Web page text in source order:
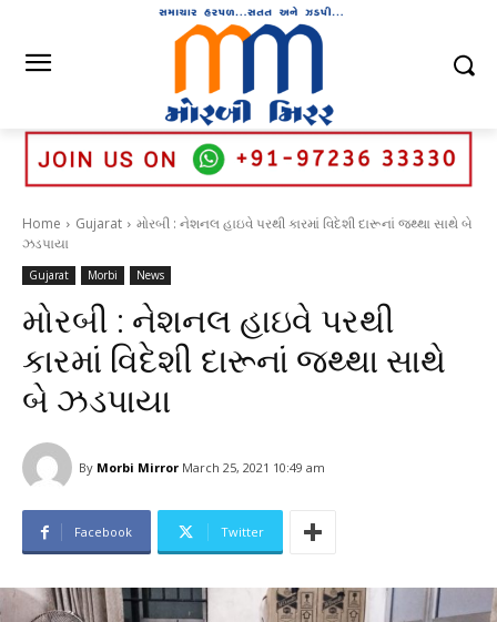
Home Gujarat
મોરબી : નેશનલ હાઇવે પરથી કારમાં વિદેશી દારૂનાં જથ્થા સાથે બે
ઝડપાયા
Gujarat Morbi News
મોરબી : નેશનલ હાઇવે પરથી
કારમાં વિદેશી દારૂનાં જથ્થા સાથે
બે ઝડપાયા
By Morbi Mirror March 25, 2021 10:49 am
Facebook Twitter